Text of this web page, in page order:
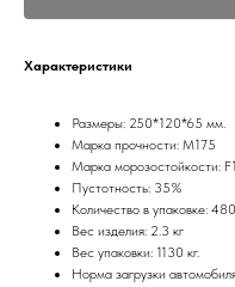
Характеристики
Размеры: 250*120*65 мм.
Марка прочности: М175
Марка морозостойкости:
Пустотность: 35%
Количество в упаковке:
Вес изделия: 2.3 кг
Вес упаковки: 1130 кг.
Норма загрузки